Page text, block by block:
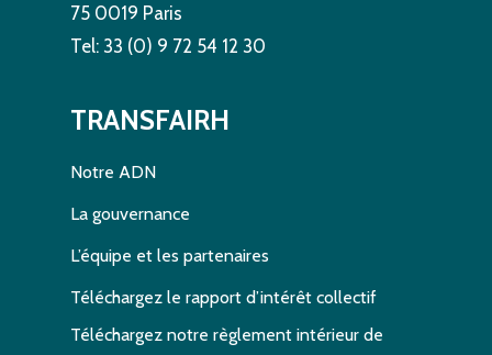
75 0019 Paris
Tel: 33 (0) 9 72 54 12 30
TRANSFAIRH
Notre ADN
La gouvernance
L’équipe et les partenaires
Téléchargez le rapport d’intérêt collectif
Téléchargez notre règlement intérieur de